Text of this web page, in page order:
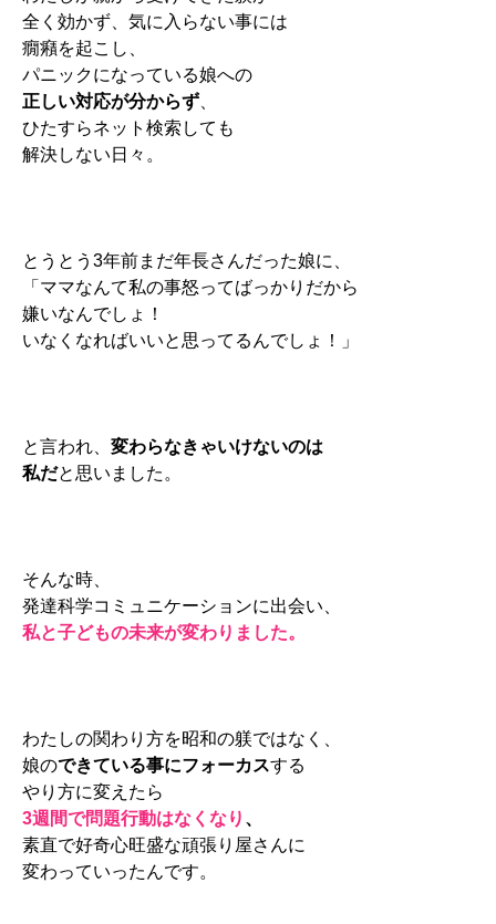
全く効かず、 気に入らない事には
癇癪を起こし、
パニックになっている娘への
正しい対応が分からず
ひたすらネット検索しても
解決しない日々。
とうとう3年前まだ年長さんだった娘に、
「ママなんて私の事怒ってばっかりだから
嫌いなんでしょ！
いなくなればいいと思ってるんでしょ！」
と言われ、 変わらなきゃいけないのは
私だと思いました。
そんな時、
発達科学コミュニケーションに出会い、
私と子どもの未来が変わりました。
わたしの関わり方を昭和の躾ではなく、
娘のできている事にフォーカスする
やり方に変えたら
3週間で問題行動はなくなり 、
素直で好奇心旺盛な頑張り屋さんに
変わっていったんです。